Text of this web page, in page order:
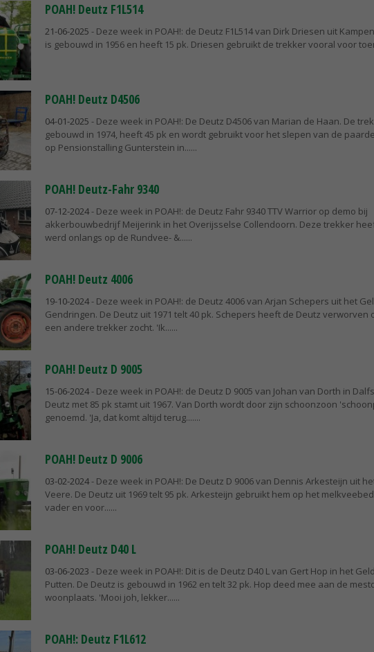
POAH! Deutz F1L514
21-06-2025 - Deze week in POAH!: de Deutz F1L514 van Dirk Driesen uit
is gebouwd in 1956 en heeft 15 pk. Driesen gebruikt de trekker vooral voor
POAH! Deutz D4506
04-01-2025 - Deze week in POAH!: De Deutz D4506 van Marian de Haan. De
gebouwd in 1974, heeft 45 pk en wordt gebruikt voor het slepen van de
op Pensionstalling Gunterstein in...
POAH! Deutz-Fahr 9340
07-12-2024- Deze week in POAH!: de Deutz Fahr 9340 TTV Warrior op demo bij
akkerbouwbedrijf Meijerink in het Overijsselse Collendoorn. Deze trekker
werd onlangs op de Rundvee- &...
POAH! Deutz 4006
19-10-2024- Deze week in POAH!: de Deutz 4006 van Arjan Schepers uit het
Gendringen. De Deutz uit 1971 telt 40 pk. Schepers heeft de Deutz verworven
een andere trekker zocht. 'Ik...
POAH! Deutz D 9005
15-06-2024- Deze week in POAH!: de Deutz D 9005 van Johan van Dorth in
Deutz met 85 pk stamt uit 1967. Van Dorth wordt door zijn schoonzoon
genoemd. 'Ja, dat komt altijd terug....
POAH! Deutz D 9006
03-02-2024- Deze week in POAH!: De Deutz D 9006 van Dennis Arkesteijn uit
Veere. De Deutz uit 1969 telt 95 pk. Arkesteijn gebruikt hem op het
vader en voor...
POAH! Deutz D40 L
03-06-2023 - Deze week in POAH!: Dit is de Deutz D40 L van Gert Hop in het
Putten. De Deutz is gebouwd in 1962 en telt 32 pk. Hop deed mee aan de
woonplaats. 'Mooi joh, lekker...
POAH!: Deutz F1L612